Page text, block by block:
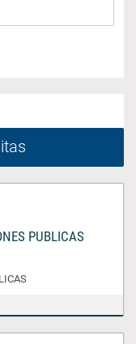
PUBLICAS